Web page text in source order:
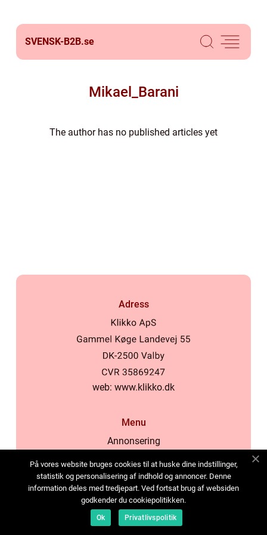
SVENSK-B2B.se
Mikael_Barani
The author has no published articles yet
Adress
web: www.klikko.dk
Menu
Annonsering
Cookies
Kontakta oss
Sitemap
På vores website bruges cookies til at huske dine indstillinger,
statistik og personalisering af indhold og annoncer. Denne
information deles med tredjepart. Ved fortsat brug af websiden
godkender du cookiepolitikken.
Ok Privatlivspolitik